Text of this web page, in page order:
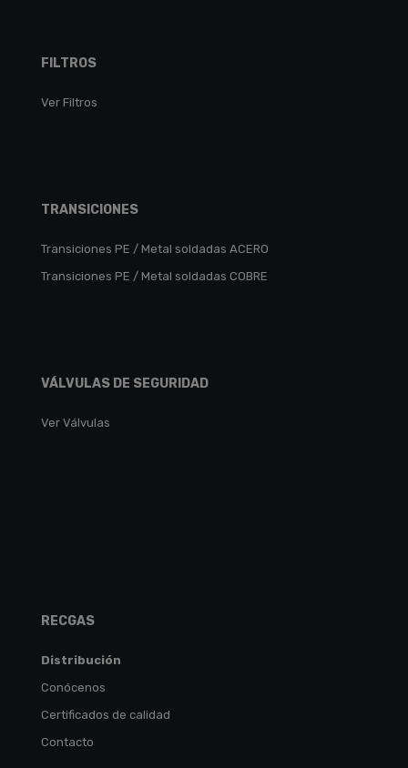
FILTROS
Ver Filtros
TRANSICIONES
Transiciones PE / Metal soldadas ACERO
Transiciones PE / Metal soldadas COBRE
VÁLVULAS DE SEGURIDAD
Ver Válvulas
RECGAS
Distribución
Conócenos
Certificados de calidad
Contacto